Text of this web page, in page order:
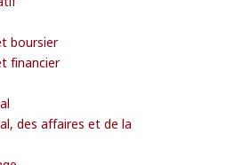
boursier
financier
des affaires et de la